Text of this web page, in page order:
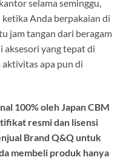
selama seminggu,
Anda berpakaian di
jam tangan dari beragam
aksesori yang tepat di
apa pun di
100% oleh Japan CBM
resmi dan lisensi
Brand Q&Q untuk
membeli produk hanya